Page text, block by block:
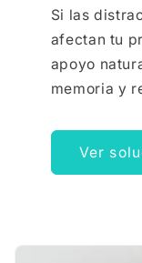
Si las
afectan tu
apoyo
memoria y
Ver